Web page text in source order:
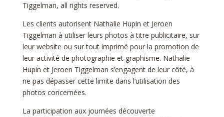
Tiggelman, all rights reserved.
Les clients autorisent Nathalie Hupin et Jeroen
Tiggelman à utiliser leurs photos à titre publicitaire, sur
leur website ou sur tout imprimé pour la promotion de
leur activité de photographie et graphisme. Nathalie
Hupin et Jeroen Tiggelman s’engagent de leur côté, à
ne pas dépasser cette limite dans l’utilisation des
photos concernées.
La participation aux journées découverte